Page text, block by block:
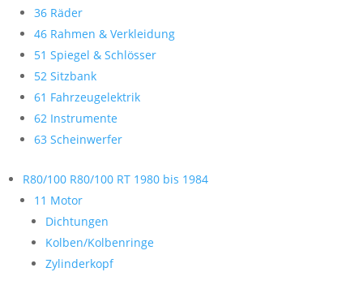
36 Räder
46 Rahmen & Verkleidung
51 Spiegel & Schlösser
52 Sitzbank
61 Fahrzeugelektrik
62 Instrumente
63 Scheinwerfer
R80/100 R80/100 RT 1980 bis 1984
11 Motor
Dichtungen
Kolben/Kolbenringe
Zylinderkopf